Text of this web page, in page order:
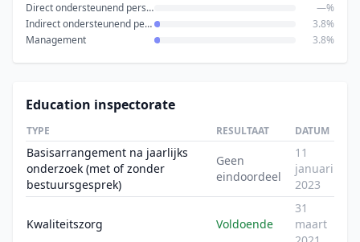
Direct ondersteunend personeel
—%
Indirect ondersteunend personeel
3.8%
Management
3.8%
Education inspectorate
TYPE RESULTAAT DATUM
Basisarrangement na jaarlijks
onderzoek (met of zonder
bestuursgesprek)
Geen
eindoordeel
11
januari
2023
Kwaliteitszorg Voldoende
31
maart